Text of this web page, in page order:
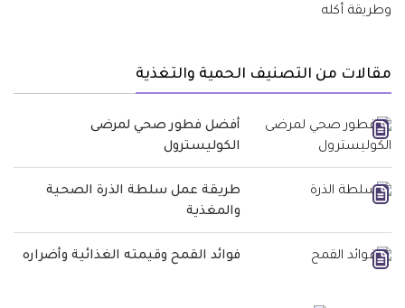
مقالات من التصنيف الحمية والتغذية
أفضل فطور صحي لمرضى
الكوليسترول
طريقة عمل سلطة الذرة الصحية
والمغذية
فوائد القمح وقيمته الغذائية وأضراره